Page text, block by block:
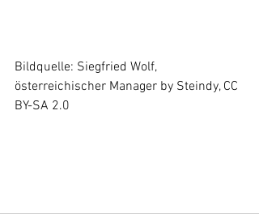
Bildquelle: Siegfried Wolf,
österreichischer Manager by Steindy, CC
BY-SA 2.0